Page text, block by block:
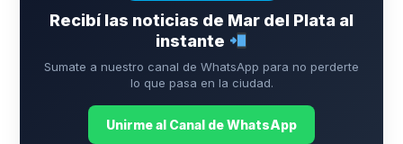
Recibí las noticias de Mar del Plata al
instante
Sumate a nuestro canal de WhatsApp para no perderte
lo que pasa en la ciudad.
Unirme al Canal de WhatsApp